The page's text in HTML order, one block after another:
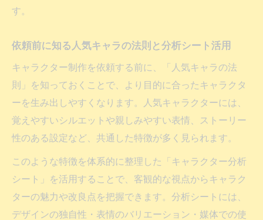
す。
依頼前に知る人気キャラの法則と分析シート活用
キャラクター制作を依頼する前に、「人気キャラの法
則」を知っておくことで、より目的に合ったキャラクタ
ーを生み出しやすくなります。人気キャラクターには、
覚えやすいシルエットや親しみやすい表情、ストーリー
性のある設定など、共通した特徴が多く見られます。
このような特徴を体系的に整理した「キャラクター分析
シート」を活用することで、客観的な視点からキャラク
ターの魅力や改良点を把握できます。分析シートには、
デザインの独自性・表情のバリエーション・媒体での使